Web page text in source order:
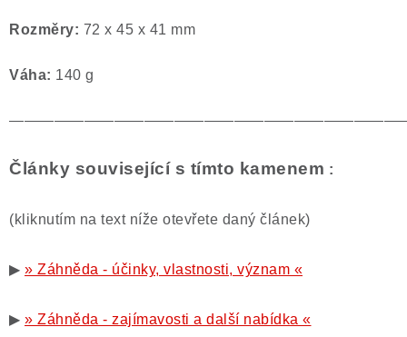
Rozměry: 72 x 45 x 41 mm
Váha: 140 g
Články související s tímto kamenem :
(kliknutím na text níže otevřete daný článek)
▶ » Záhněda - účinky, vlastnosti, význam «
▶ » Záhněda - zajímavosti a další nabídka «